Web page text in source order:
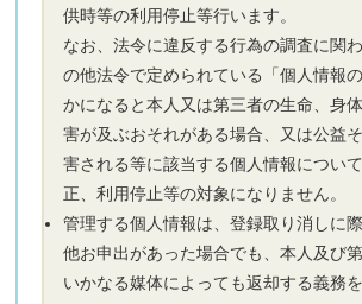
供時等の利用停止等行います。
なお、法令に違反する行為の調査に関
の他法令で定められている「個人情報
かになると本人又は第三者の生命、身
害が及ぶおそれがある場合、又は公益
害される等に該当する個人情報につい
正、利用停止等の対象になりません。
管理する個人情報は、登録取り消しに
他お申出があった場合でも、本人及び第
いかなる媒体によっても返却する義務を